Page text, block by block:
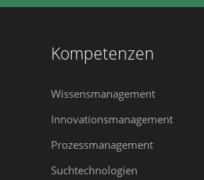
Kompetenzen
Wissensmanagement
Innovationsmanagement
Prozessmanagement
Suchtechnologien